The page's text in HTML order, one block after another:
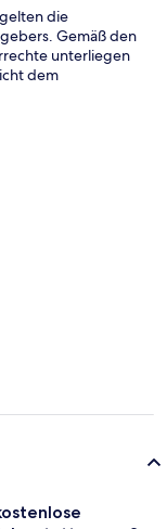
die
Gemäß den
unterliegen
dem